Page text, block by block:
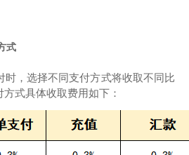
式
时，选择不同支付方式将收取不同比
式具体收取费用如下：